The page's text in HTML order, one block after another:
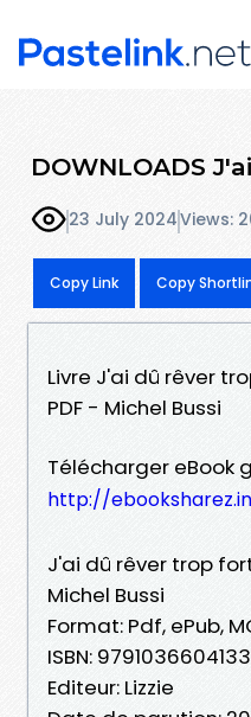
DOWNLOADS
23 July 2024Views:
Copy Link Copy
Livre J'ai dû rêver
PDF - Michel Bussi
Télécharger eBook
http://
J'ai dû rêver trop
Michel Bussi
Format: Pdf, ePub,
ISBN: 9791036604133
Editeur: Lizzie